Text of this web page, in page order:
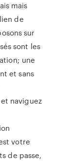
mais
de
sur
sont les
une
et sans
naviguez
votre
de passe,